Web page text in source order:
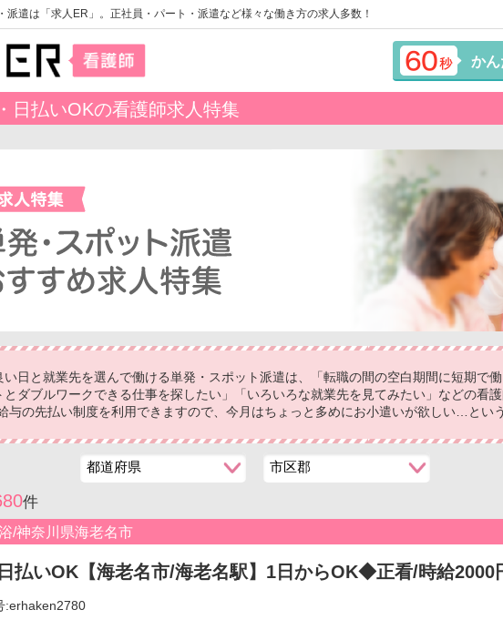
派遣は「求人ER」。正社員・パート・派遣など様々な働き方の求人多数！
か
日払いOKの看護師求人特集
い日と就業先を選んで働ける単発・スポット派遣は、「転職の間の空白期間に短期で
とダブルワークできる仕事を探したい」「いろいろな就業先を見てみたい」などの看
与の先払い制度を利用できますので、今月はちょっと多めにお小遣いが欲しい…とい
件
/神奈川県海老名市
払いOK【海老名市/海老名駅】1日からOK◆正看/時給
:erhaken2780